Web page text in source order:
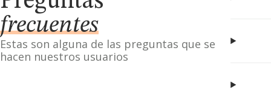
frecuentes
Estas son alguna de las preguntas que se
hacen nuestros usuarios